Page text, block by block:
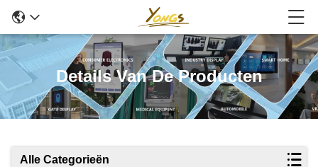
Details Van De Producten
Alle Categorieën